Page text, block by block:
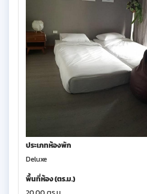
ประเภทห้องพัก
Deluxe
พื้นที่ห้อง (ตร.ม.)